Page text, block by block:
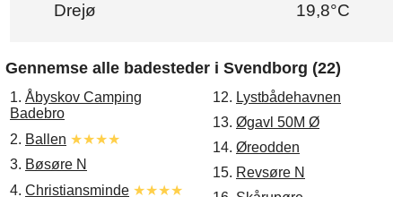
Drejø
19,8°C
Gennemse alle badesteder i Svendborg (22)
1. Åbyskov Camping
Badebro
2. Ballen ★★★★
3. Bøsøre N
4. Christiansminde ★★★★
12. Lystbådehavnen
13. Øgavl 50M Ø
14. Øreodden
15. Revsøre N